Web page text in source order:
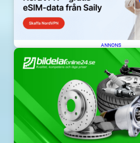
ANNONS